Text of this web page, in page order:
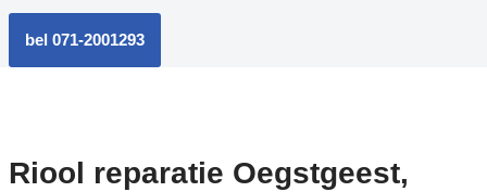
bel 071-2001293
Riool reparatie Oegstgeest,